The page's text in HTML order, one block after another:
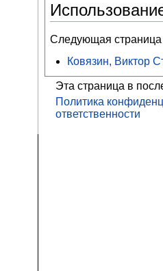
Следующая страница
Ковязин, Виктор
Эта страница в
Политика
ответственности